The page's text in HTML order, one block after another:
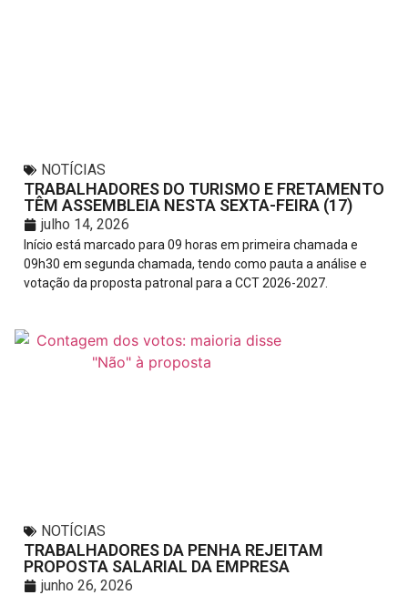
NOTÍCIAS
TRABALHADORES DO TURISMO E FRETAMENTO
TÊM ASSEMBLEIA NESTA SEXTA-FEIRA (17)
julho 14, 2026
Início está marcado para 09 horas em primeira chamada e
09h30 em segunda chamada, tendo como pauta a análise e
votação da proposta patronal para a CCT 2026-2027.
NOTÍCIAS
TRABALHADORES DA PENHA REJEITAM
PROPOSTA SALARIAL DA EMPRESA
junho 26, 2026